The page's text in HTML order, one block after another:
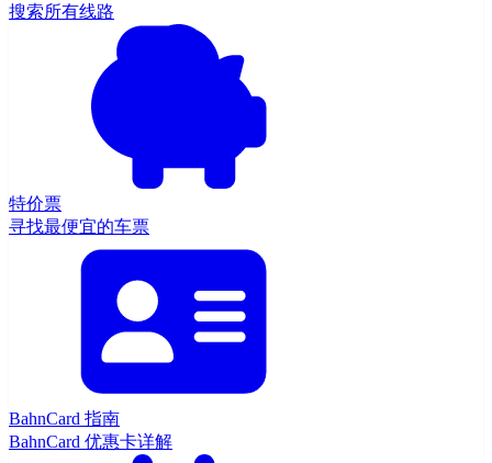
搜索所有线路
特价票
寻找最便宜的车票
BahnCard 指南
BahnCard 优惠卡详解